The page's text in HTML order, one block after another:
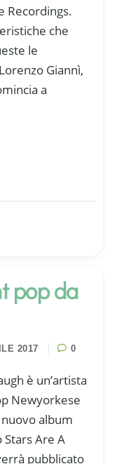
Recordings.
che
le
Giannì,
a
pop da
2017
0
è un’artista
Newyorkese
album
Are A
pubblicato